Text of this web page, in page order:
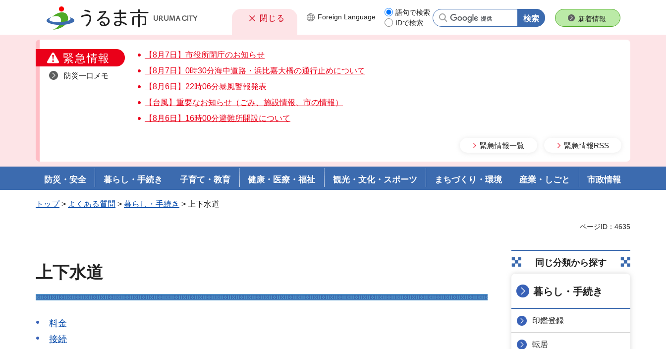
うるま市 閉じる
緊急情報
防災一口メモ
【8月7日】市役所閉庁のお知らせ
【8月7日】0時30分海中道路・浜比嘉大橋の通行止めについて
【8月6日】22時06分暴風警報発表
【台風】重要なお知らせ（ごみ、施設情報、市の情報）
【8月6日】16時00分避難所開設について
緊急情報一覧 緊急情報RSS
Foreign Language
語句で検索
IDで検索
語句で検索新着情報
防災・安全 暮らし・手続き 子育て・教育 健康・医療・福祉 観光・文化・スポーツ まちづくり・環境 産業・しごと 市政情報
トップ> よくある質問 > 暮らし・手続き > 上下水道
ページID：4635
上下水道
料金
接続
同じ分類から探す
暮らし・手続き
印鑑登録
転居